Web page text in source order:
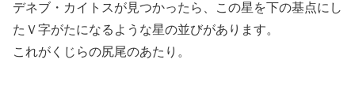
デネブ・カイトスが見つかったら、この星を下の基点にし
たＶ字がたになるような星の並びがあります。
これがくじらの尻尾のあたり。